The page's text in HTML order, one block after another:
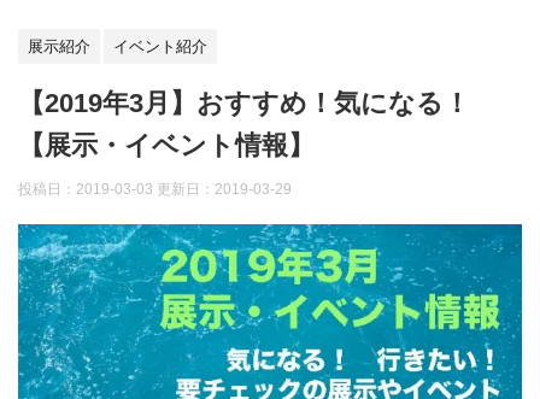
展示紹介 イベント紹介
【2019年3月】おすすめ！気になる！
【展示・イベント情報】
投稿日：2019-03-03 更新日： 2019-03-29